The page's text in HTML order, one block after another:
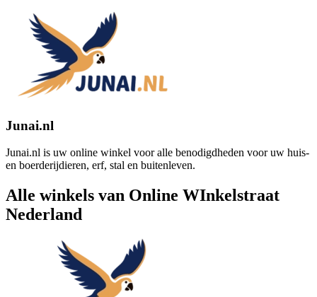
Junai.nl
Junai.nl is uw online winkel voor alle benodigdheden voor uw huis-
en boerderijdieren, erf, stal en buitenleven.
Alle winkels van Online WInkelstraat
Nederland